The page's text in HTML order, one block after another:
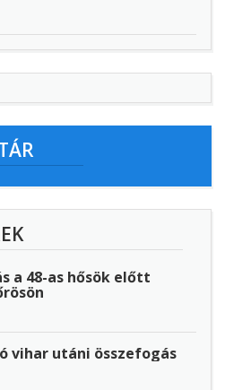
a 48-as hősök előtt
vihar utáni összefogás